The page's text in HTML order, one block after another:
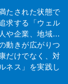
たされた状態で
求する「ウェル
や企業、地域…
動きが広がりつ
だけでなく、対
ネス」を実践し